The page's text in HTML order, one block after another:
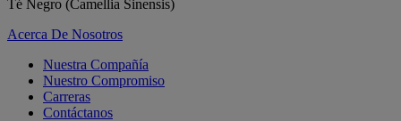
Té Negro (Camellia Sinensis)
Acerca De Nosotros
Nuestra Compañía
Nuestro Compromiso
Carreras
Contáctanos